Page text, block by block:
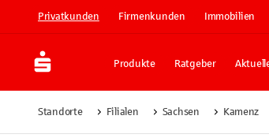
Privatkunden Firmenkunden Immobilien
Produkte Ratgeber
Standorte Filialen Sachsen Kamenz